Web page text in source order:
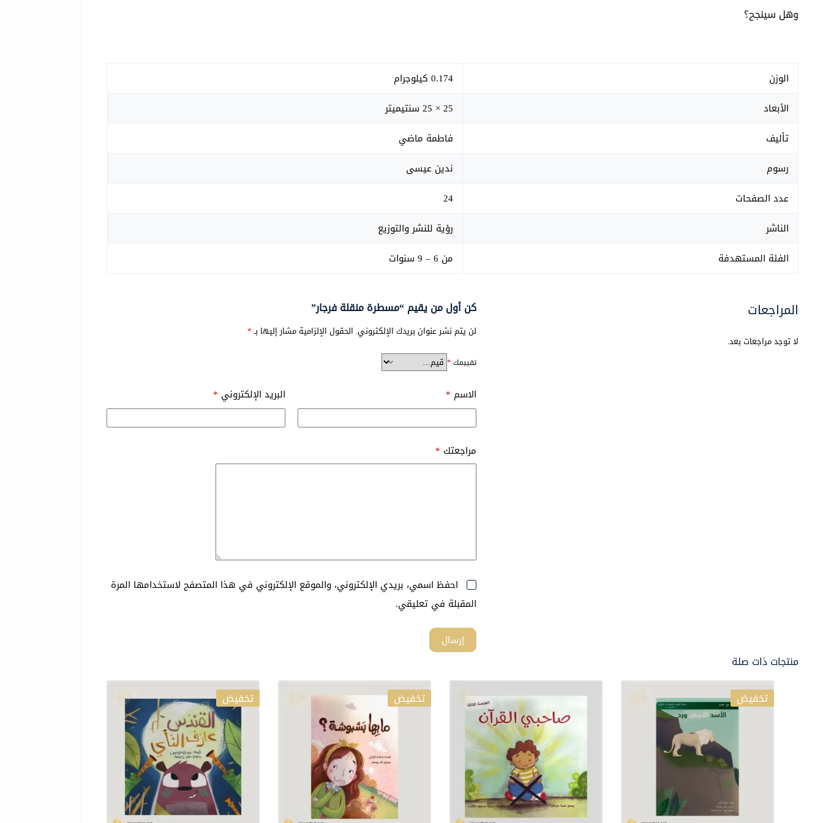
وهل سينجح؟
الوزن
0.174 كيلوجرام
الأبعاد
25 × 25 سنتيميتر
تأليف
فاطمة ماضي
رسوم
ندين عيسى
عدد الصفحات
24
الناشر
رؤية للنشر والتوزيع
الفئة المستهدفة
من 6 – 9 سنوات
المراجعات
لا توجد مراجعات بعد.
كن أول من يقيم “مسطرة منقلة فرجار”
لن يتم نشر عنوان بريدك الإلكتروني. الحقول الإلزامية مشار إليها بـ*
تقييمك*
الاسم * البريد الإلكتروني *
مراجعتك *
احفظ اسمي، بريدي الإلكتروني، والموقع الإلكتروني في هذا المتصفح لاستخدامها المرة
المقبلة في تعليقي.
إرسال
منتجات ذات صلة
تخفيض
تخفيض تخفيض